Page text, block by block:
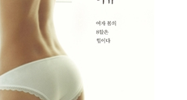
부에서 나온다
비싼 피부 관리실보다 홈케어!
모델처럼 메이크업하기
홀릭하다
시간